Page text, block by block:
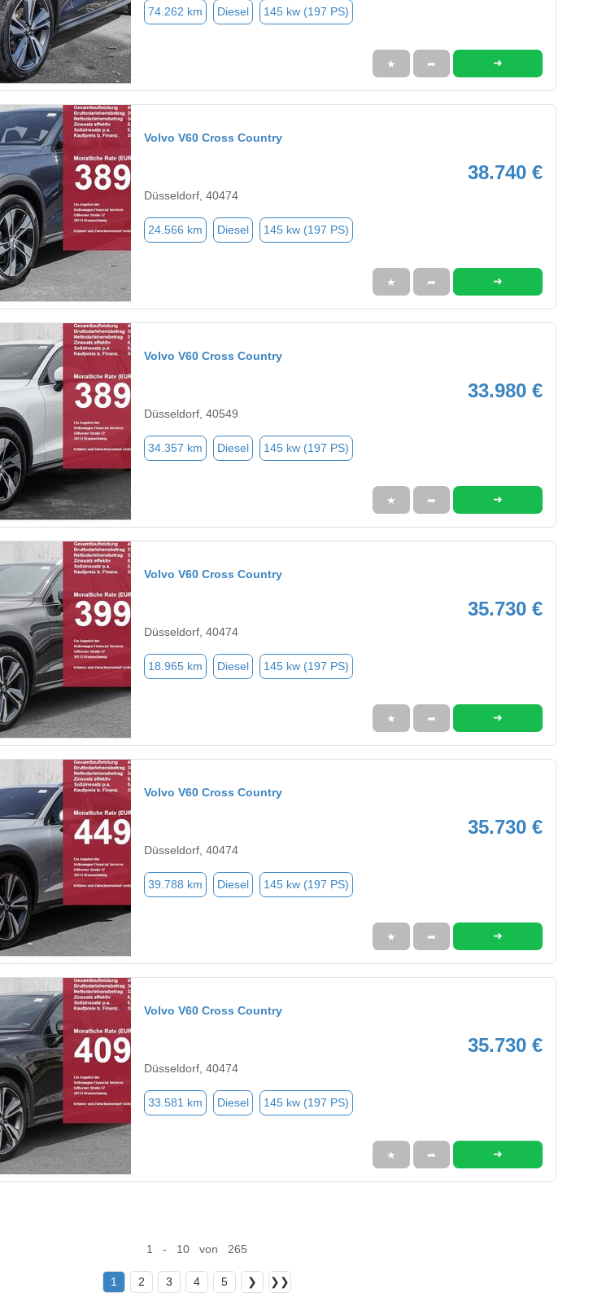
74.262 km Diesel 145 kw (197 PS)
★ ➦ ➜
Volvo V60 Cross Country
38.740 €
Düsseldorf, 40474
24.566 km Diesel 145 kw (197 PS)
★ ➦ ➜
Volvo V60 Cross Country
33.980 €
Düsseldorf, 40549
34.357 km Diesel 145 kw (197 PS)
★ ➦ ➜
Volvo V60 Cross Country
35.730 €
Düsseldorf, 40474
18.965 km Diesel 145 kw (197 PS)
★ ➦ ➜
Volvo V60 Cross Country
35.730 €
Düsseldorf, 40474
39.788 km Diesel 145 kw (197 PS)
★ ➦ ➜
Volvo V60 Cross Country
35.730 €
Düsseldorf, 40474
33.581 km Diesel 145 kw (197 PS)
★ ➦ ➜
1 - 10 von 265
1 2 3 4 5 ❯ ❯❯